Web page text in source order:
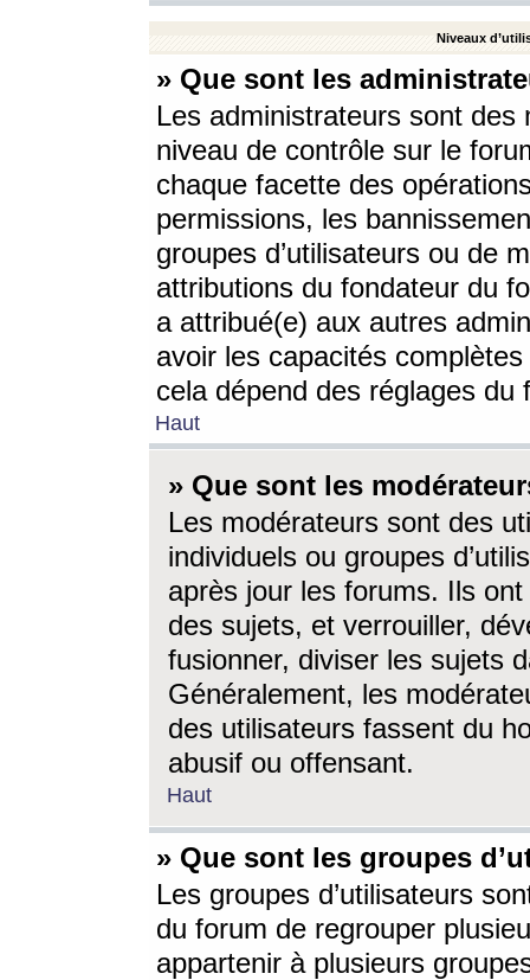
Niveaux
» Que sont les
Les administrateurs sont
niveau de contrôle sur le
chaque facette des
permissions, les
groupes d’utilisateurs ou de
attributions du fondateur du
a attribué(e) aux autres
avoir les capacités
cela dépend des réglages du
Haut
» Que sont les
Les modérateurs sont des
individuels ou groupes
après jour les forums. Ils ont
des sujets, et verrouiller,
fusionner, diviser les sujets
Généralement, les
des utilisateurs fassent du
abusif ou offensant.
Haut
» Que sont les groupes
Les groupes d’utilisateurs
du forum de regrouper
appartenir à plusieurs